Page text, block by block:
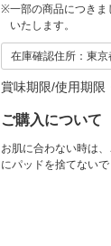
※一部の商品につき
いたします。
在庫確認住所：東京
賞味期限/使用期限
ご購入について
お肌に合わない時は
にパッドを捨てない